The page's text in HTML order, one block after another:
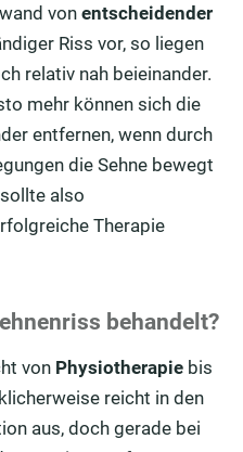
vonentscheidender
Riss vor, so liegen
relativ nah beieinander.
mehr können sich die
entfernen, wenn durch
die Sehne bewegt
sollte also
Therapie
behandelt?
von Physiotherapie bis
reicht in den
aus, doch gerade bei